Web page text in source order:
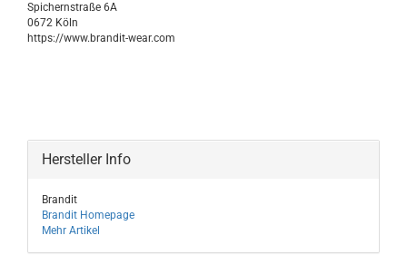
Spichernstraße 6A
0672 Köln
https://www.brandit-wear.com
Hersteller Info
Brandit
Brandit Homepage
Mehr Artikel